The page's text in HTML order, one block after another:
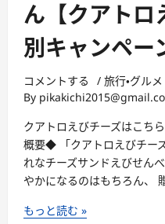
ッ
ト】
場・
養
蜂
場
を
営
神
戸
養
蜂
場
ん【クアトロ
別キャンペー
コメントする / 旅行・グルメ
By
クアトロえびチーズはこち
概要◆ 「クアトロえびチー
れなチーズサンドえびせん
やかになるのはもちろん、
株
もっと読む »